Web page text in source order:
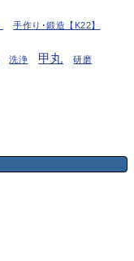
手作り･鍛造【K22】
洗浄 甲丸 研磨